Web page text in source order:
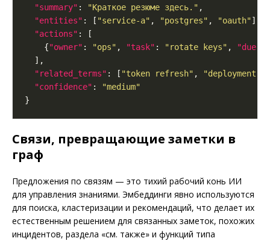
"summary" : "Краткое резюме здесь."
"entities" : [ "service-a" , "postgres" , "oauth"
"actions"
    {
"owner" : "ops" , "task" : "rotate keys" , "due"
"related_terms" : [ "token refresh" ,
"deployment
"confidence" :
"medium"
Связи, превращающие заметки в
граф
Предложения по связям — это тихий рабочий конь ИИ
для управления знаниями. Эмбеддинги явно используются
для поиска, кластеризации и рекомендаций, что делает их
естественным решением для связанных заметок, похожих
инцидентов, раздела «см. также» и функций типа